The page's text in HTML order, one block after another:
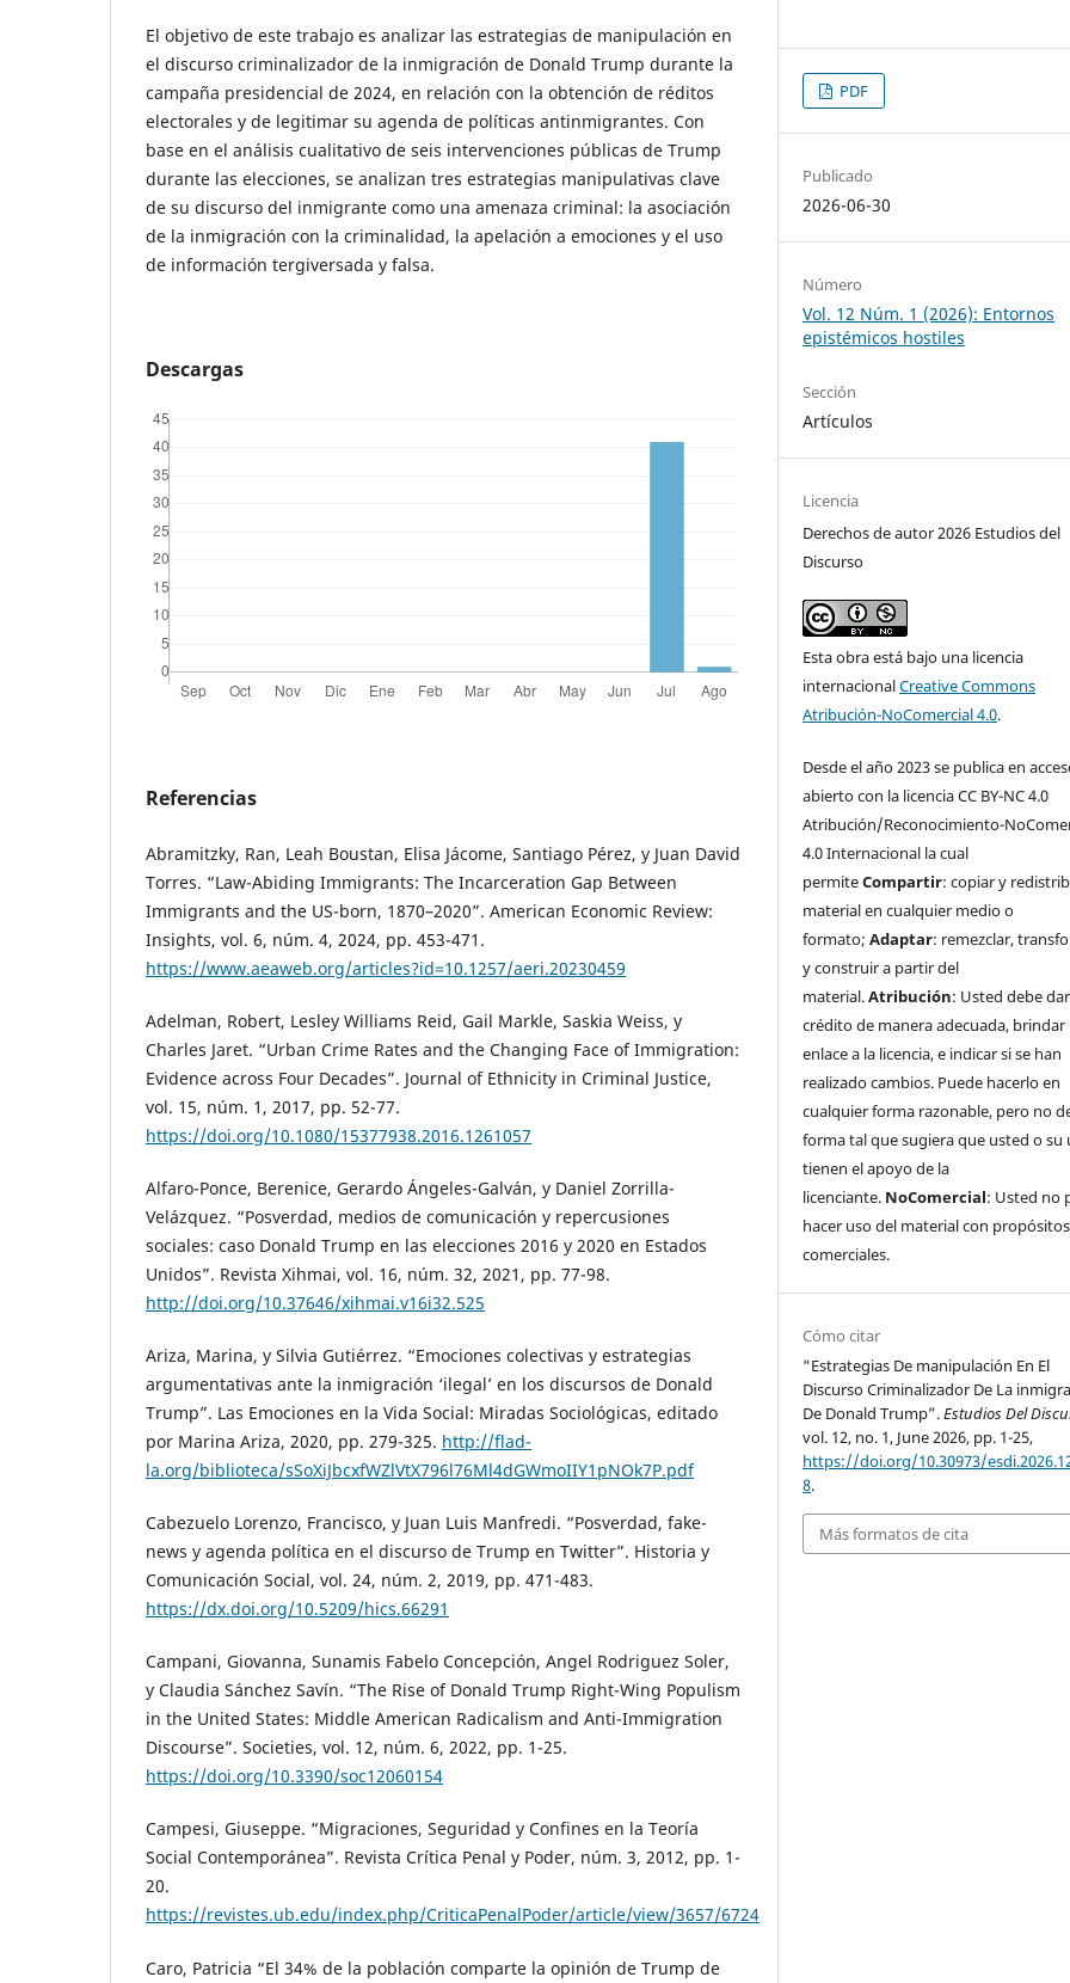
El objetivo de este trabajo es analizar las estrategias de manipulación en
el discurso criminalizador de la inmigración de Donald Trump durante la
campaña presidencial de 2024, en relación con la obtención de réditos
electorales y de legitimar su agenda de políticas antinmigrantes. Con
base en el análisis cualitativo de seis intervenciones públicas de Trump
durante las elecciones, se analizan tres estrategias manipulativas clave
de su discurso del inmigrante como una amenaza criminal: la asociación
de la inmigración con la criminalidad, la apelación a emociones y el uso
de información tergiversada y falsa.
Descargas
Referencias
Abramitzky, Ran, Leah Boustan, Elisa Jácome, Santiago Pérez, y Juan David
Torres. “Law-Abiding Immigrants: The Incarceration Gap Between
Immigrants and the US-born, 1870–2020”. American Economic Review:
Insights, vol. 6, núm. 4, 2024, pp. 453-471.
https://www.aeaweb.org/articles?id=10.1257/aeri.20230459
Adelman, Robert, Lesley Williams Reid, Gail Markle, Saskia Weiss, y
Charles Jaret. “Urban Crime Rates and the Changing Face of Immigration:
Evidence across Four Decades”. Journal of Ethnicity in Criminal Justice,
vol. 15, núm. 1, 2017, pp. 52-77.
https://doi.org/10.1080/15377938.2016.1261057
Alfaro-Ponce, Berenice, Gerardo Ángeles-Galván, y Daniel Zorrilla-
Velázquez. “Posverdad, medios de comunicación y repercusiones
sociales: caso Donald Trump en las elecciones 2016 y 2020 en Estados
Unidos”. Revista Xihmai, vol. 16, núm. 32, 2021, pp. 77-98.
http://doi.org/10.37646/xihmai.v16i32.525
Ariza, Marina, y Silvia Gutiérrez. “Emociones colectivas y estrategias
argumentativas ante la inmigración ‘ilegal’ en los discursos de Donald
Trump”. Las Emociones en la Vida Social: Miradas Sociológicas, editado
por Marina Ariza, 2020, pp. 279-325. http://flad-
la.org/biblioteca/sSoXiJbcxfWZlVtX796l76Ml4dGWmoIIY1pNOk7P.pdf
Cabezuelo Lorenzo, Francisco, y Juan Luis Manfredi. “Posverdad, fake-
news y agenda política en el discurso de Trump en Twitter”. Historia y
Comunicación Social, vol. 24, núm. 2, 2019, pp. 471-483.
https://dx.doi.org/10.5209/hics.66291
Campani, Giovanna, Sunamis Fabelo Concepción, Angel Rodriguez Soler,
y Claudia Sánchez Savín. “The Rise of Donald Trump Right-Wing Populism
in the United States: Middle American Radicalism and Anti-Immigration
Discourse”. Societies, vol. 12, núm. 6, 2022, pp. 1-25.
https://doi.org/10.3390/soc12060154
Campesi, Giuseppe. “Migraciones, Seguridad y Confines en la Teoría
Social Contemporánea”. Revista Crítica Penal y Poder, núm. 3, 2012, pp. 1-
20.
https://revistes.ub.edu/index.php/CriticaPenalPoder/article/view/3657/6724
Caro, Patricia “El 34% de la población comparte la opinión de Trump de
PDF
Publicado
2026-06-30
Número
Vol. 12 Núm. 1 (2026): Entornos
epistémicos hostiles
Sección
Artículos
Licencia
Derechos de autor 2026 Estudios del
Discurso
Esta obra está bajo una licencia
internacionalCreative Commons
Atribución-NoComercial 4.0.
Desde el año 2023 se publica en
abierto con la licencia CC BY-NC 4.0
Atribución/Reconocimiento-
4.0 Internacional la cual
permiteCompartir: copiar y
material en cualquier medio o
formato;Adaptar: remezclar,
y construir a partir del
material.Atribución: Usted debe dar
crédito de manera adecuada, brindar
enlace a la licencia, e indicar si se han
realizado cambios. Puede hacerlo en
cualquier forma razonable, pero no
forma tal que sugiera que usted o su
tienen el apoyo de la
licenciante. NoComercial: Usted no
hacer uso del material con propósitos
comerciales.
Cómo citar
“Estrategias De manipulación En El
Discurso Criminalizador De La
De Donald Trump”.Estudios Del
vol. 12, no. 1, June 2026, pp. 1-25,
https://doi.org/10.30973/
8.
Más formatos de cita